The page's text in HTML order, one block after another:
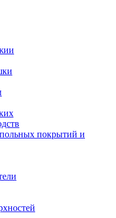
покрытий и